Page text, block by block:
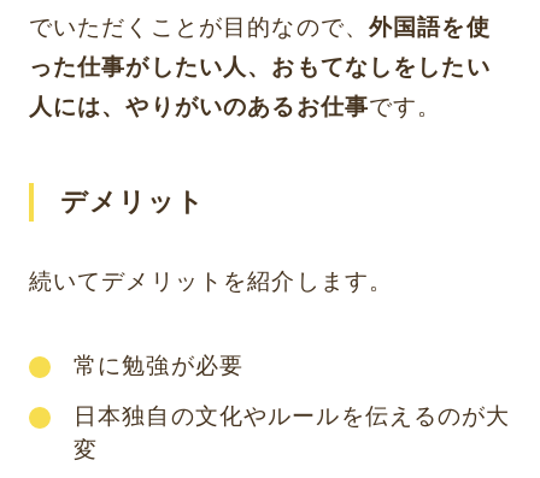
でいただくことが目的なので、 外国語を使
った仕事がしたい人、おもてなしをしたい
人には、やりがいのあるお仕事です。
デメリット
続いてデメリットを紹介します。
常に勉強が必要
日本独自の文化やルールを伝えるのが大
変